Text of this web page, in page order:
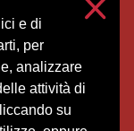
e di
per
analizzare
attività di
su